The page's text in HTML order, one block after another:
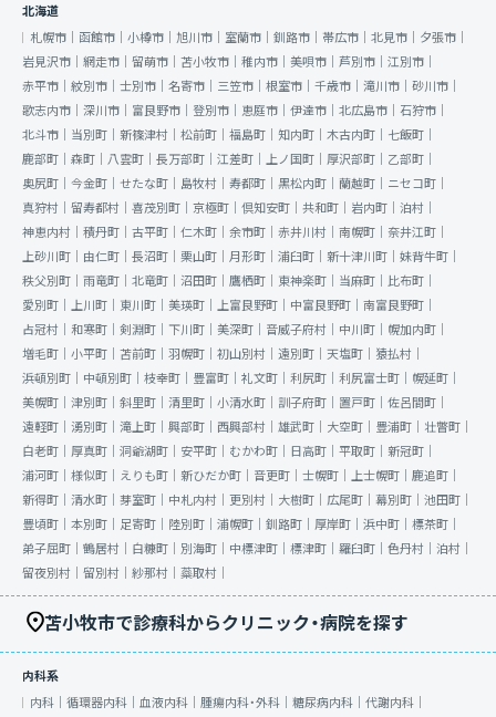
北海道
札幌市｜ 函館市｜ 小樽市｜ 旭川市｜ 室蘭市｜ 釧路市｜ 帯広市｜ 北見市｜ 夕張市｜
岩見沢市｜ 網走市｜ 留萌市｜ 苫小牧市｜ 稚内市｜ 美唄市｜ 芦別市｜ 江別市｜
赤平市｜ 紋別市｜ 士別市｜ 名寄市｜ 三笠市｜ 根室市｜ 千歳市｜ 滝川市｜ 砂川市｜
歌志内市｜ 深川市｜ 富良野市｜ 登別市｜ 恵庭市｜ 伊達市｜ 北広島市｜ 石狩市｜
北斗市｜ 当別町｜ 新篠津村｜ 松前町｜ 福島町｜ 知内町｜ 木古内町｜ 七飯町｜
鹿部町｜ 森町｜ 八雲町｜ 長万部町｜ 江差町｜ 上ノ国町｜ 厚沢部町｜ 乙部町｜
奥尻町｜ 今金町｜ せたな町｜ 島牧村｜ 寿都町｜ 黒松内町｜ 蘭越町｜ ニセコ町｜
真狩村｜ 留寿都村｜ 喜茂別町｜ 京極町｜ 倶知安町｜ 共和町｜ 岩内町｜ 泊村｜
神恵内村｜ 積丹町｜ 古平町｜ 仁木町｜ 余市町｜ 赤井川村｜ 南幌町｜ 奈井江町｜
上砂川町｜ 由仁町｜ 長沼町｜ 栗山町｜ 月形町｜ 浦臼町｜ 新十津川町｜ 妹背牛町｜
秩父別町｜ 雨竜町｜ 北竜町｜ 沼田町｜ 鷹栖町｜ 東神楽町｜ 当麻町｜ 比布町｜
愛別町｜ 上川町｜ 東川町｜ 美瑛町｜ 上富良野町｜ 中富良野町｜ 南富良野町｜
占冠村｜ 和寒町｜ 剣淵町｜ 下川町｜ 美深町｜ 音威子府村｜ 中川町｜ 幌加内町｜
増毛町｜ 小平町｜ 苫前町｜ 羽幌町｜ 初山別村｜ 遠別町｜ 天塩町｜ 猿払村｜
浜頓別町｜ 中頓別町｜ 枝幸町｜ 豊富町｜ 礼文町｜ 利尻町｜ 利尻富士町｜ 幌延町｜
美幌町｜ 津別町｜ 斜里町｜ 清里町｜ 小清水町｜ 訓子府町｜ 置戸町｜ 佐呂間町｜
遠軽町｜ 湧別町｜ 滝上町｜ 興部町｜ 西興部村｜ 雄武町｜ 大空町｜ 豊浦町｜ 壮瞥町｜
白老町｜ 厚真町｜ 洞爺湖町｜ 安平町｜ むかわ町｜ 日高町｜ 平取町｜ 新冠町｜
浦河町｜ 様似町｜ えりも町｜ 新ひだか町｜ 音更町｜ 士幌町｜ 上士幌町｜ 鹿追町｜
新得町｜ 清水町｜ 芽室町｜ 中札内村｜ 更別村｜ 大樹町｜ 広尾町｜ 幕別町｜ 池田町｜
豊頃町｜ 本別町｜ 足寄町｜ 陸別町｜ 浦幌町｜ 釧路町｜ 厚岸町｜ 浜中町｜ 標茶町｜
弟子屈町｜ 鶴居村｜ 白糠町｜ 別海町｜ 中標津町｜ 標津町｜ 羅臼町｜ 色丹村｜ 泊村｜
留夜別村｜ 留別村｜ 紗那村｜ 蘂取村｜
苫小牧市で診療科からクリニック・病院を探す
内科系
内科｜ 循環器内科｜ 血液内科｜ 腫瘍内科・外科｜ 糖尿病内科｜ 代謝内科｜